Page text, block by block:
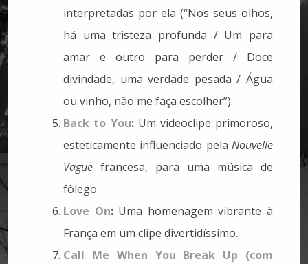
interpretadas por ela (“Nos seus olhos,
há uma tristeza profunda / Um para
amar e outro para perder / Doce
divindade, uma verdade pesada / Água
ou vinho, não me faça escolher”).
Back to You:Um videoclipe primoroso,
esteticamente influenciado pela Nouvelle
Vague francesa, para uma música de
fôlego.
Love On:Uma homenagem vibrante à
França em um clipe divertidíssimo.
Call Me When You Break Up (com